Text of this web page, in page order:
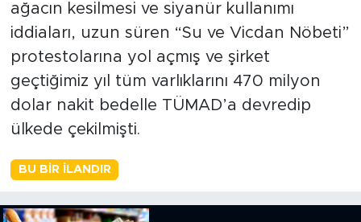
ağacın kesilmesi ve siyanür kullanımı
iddiaları, uzun süren “Su ve Vicdan Nöbeti”
protestolarına yol açmış ve şirket
geçtiğimiz yıl tüm varlıklarını 470 milyon
dolar nakit bedelle TÜMAD’a devredip
ülkede çekilmişti.
BU BIR İLANDIR